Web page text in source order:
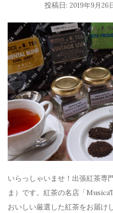
投稿日: 2019年9月26
いらっしゃいませ！出張紅茶専
ま）です。紅茶の名店「
おいしい厳選した紅茶をお届け